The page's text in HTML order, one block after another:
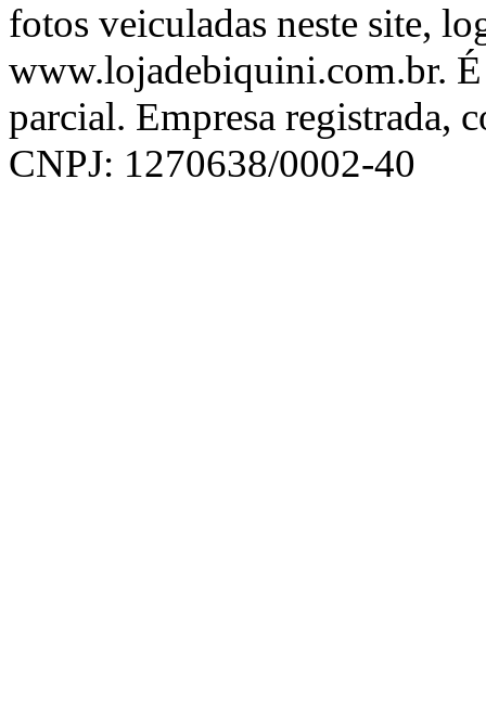
fotos veiculadas neste site,
www.lojadebiquini.com.br. É
parcial. Empresa registrada,
CNPJ: 1270638/0002-40